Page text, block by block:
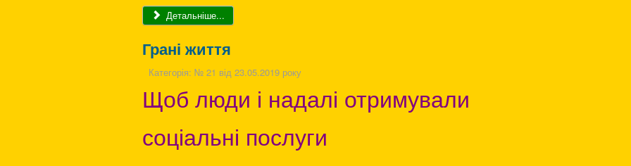
Детальніше...
Грані життя
Категорія: № 21 від 23.05.2019 року
Щоб люди і надалі отримували
соціальні послуги